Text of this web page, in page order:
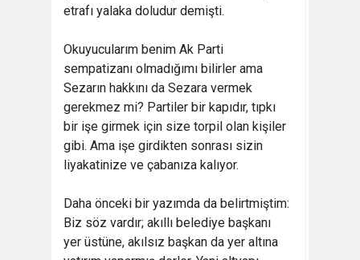
etrafı yalaka doludur demişti.
Okuyucularım benim Ak Parti
sempatizanı olmadığımı bilirler ama
Sezarın hakkını da Sezara vermek
gerekmez mi? Partiler bir kapıdır, tıpkı
bir işe girmek için size torpil olan kişiler
gibi. Ama işe girdikten sonrası sizin
liyakatinize ve çabanıza kalıyor.
Daha önceki bir yazımda da belirtmiştim:
Biz söz vardır; akıllı belediye başkanı
yer üstüne, akılsız başkan da yer altına